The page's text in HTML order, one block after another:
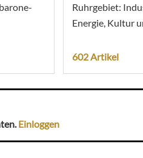
Ruhrgebiet:
Energie, Kultur
602 Artikel
Einloggen